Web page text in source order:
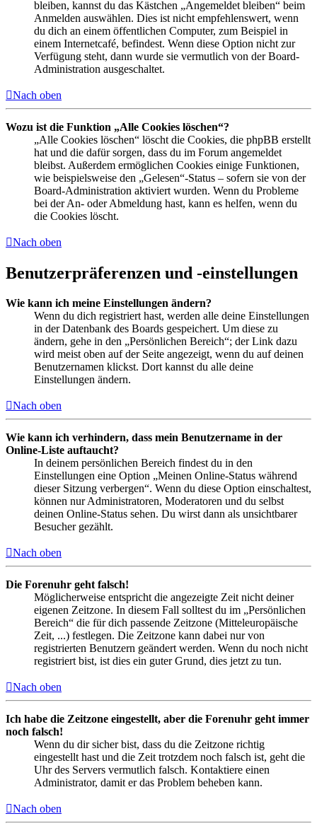
bleiben, kannst du das Kästchen „Angemeldet bleiben“ beim
Anmelden auswählen. Dies ist nicht empfehlenswert, wenn
du dich an einem öffentlichen Computer, zum Beispiel in
einem Internetcafé, befindest. Wenn diese Option nicht zur
Verfügung steht, dann wurde sie vermutlich von der Board-
Administration ausgeschaltet.
Nach oben
Wozu ist die Funktion „Alle Cookies löschen“?
„Alle Cookies löschen“ löscht die Cookies, die phpBB erstellt
hat und die dafür sorgen, dass du im Forum angemeldet
bleibst. Außerdem ermöglichen Cookies einige Funktionen,
wie beispielsweise den „Gelesen“-Status – sofern sie von der
Board-Administration aktiviert wurden. Wenn du Probleme
bei der An- oder Abmeldung hast, kann es helfen, wenn du
die Cookies löscht.
Nach oben
Benutzerpräferenzen und -einstellungen
Wie kann ich meine Einstellungen ändern?
Wenn du dich registriert hast, werden alle deine Einstellungen
in der Datenbank des Boards gespeichert. Um diese zu
ändern, gehe in den „Persönlichen Bereich“; der Link dazu
wird meist oben auf der Seite angezeigt, wenn du auf deinen
Benutzernamen klickst. Dort kannst du alle deine
Einstellungen ändern.
Nach oben
Wie kann ich verhindern, dass mein Benutzername in der
Online-Liste auftaucht?
In deinem persönlichen Bereich findest du in den
Einstellungen eine Option „Meinen Online-Status während
dieser Sitzung verbergen“. Wenn du diese Option einschaltest,
können nur Administratoren, Moderatoren und du selbst
deinen Online-Status sehen. Du wirst dann als unsichtbarer
Besucher gezählt.
Nach oben
Die Forenuhr geht falsch!
Möglicherweise entspricht die angezeigte Zeit nicht deiner
eigenen Zeitzone. In diesem Fall solltest du im „Persönlichen
Bereich“ die für dich passende Zeitzone (Mitteleuropäische
Zeit, ...) festlegen. Die Zeitzone kann dabei nur von
registrierten Benutzern geändert werden. Wenn du noch nicht
registriert bist, ist dies ein guter Grund, dies jetzt zu tun.
Nach oben
Ich habe die Zeitzone eingestellt, aber die Forenuhr geht immer
noch falsch!
Wenn du dir sicher bist, dass du die Zeitzone richtig
eingestellt hast und die Zeit trotzdem noch falsch ist, geht die
Uhr des Servers vermutlich falsch. Kontaktiere einen
Administrator, damit er das Problem beheben kann.
Nach oben